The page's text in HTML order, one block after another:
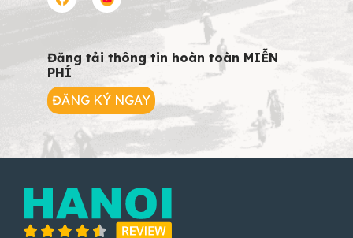
Đăng tải thông tin hoàn toàn MIỄN
PHÍ
ĐĂNG KÝ NGAY